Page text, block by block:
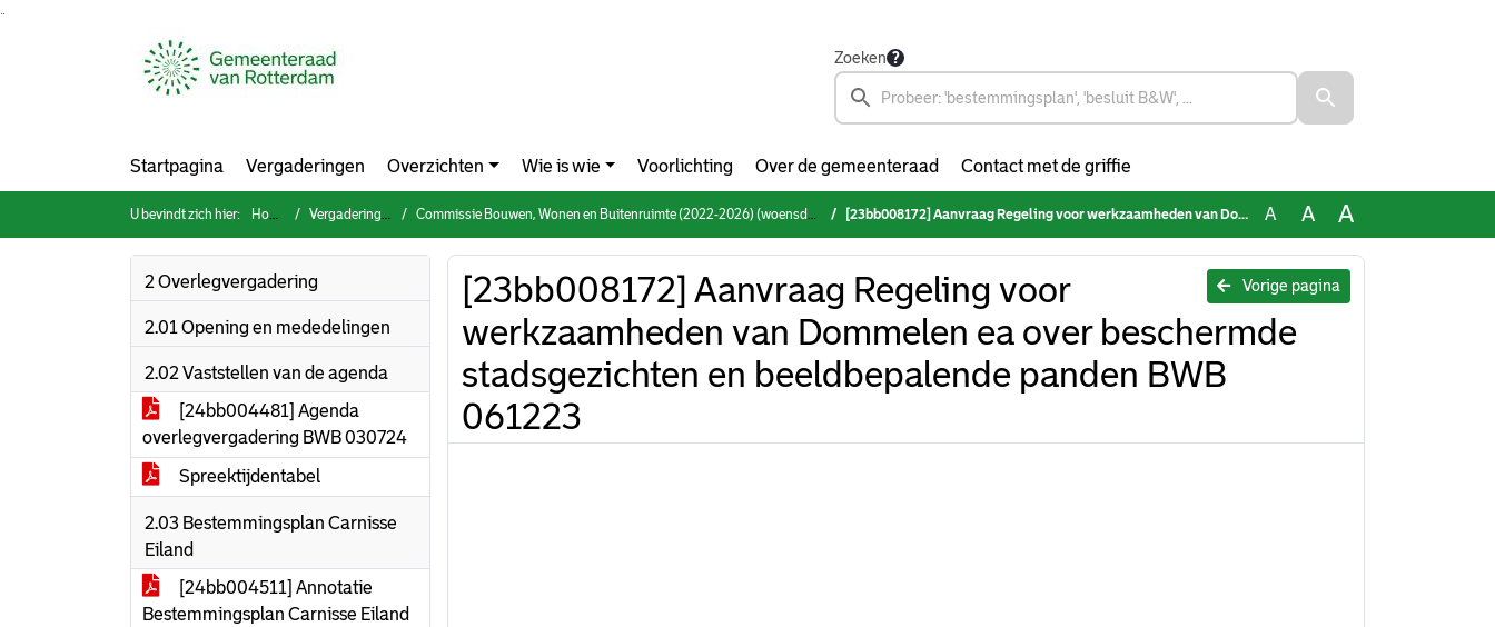
Zoeken
Startpagina Vergaderingen Overzichten Wie is wie Voorlichting Over de gemeenteraad Contact met de griffie
U bevindt zich hier: Home Vergaderingen Commissie Bouwen, Wonen en Buitenruimte (2022-2026) (woensdag 3 juli 2024) [23bb008172] Aanvraag Regeling voor werkzaamheden van Dommelen ea over beschermde stadsgezichten en beeldbepalende panden BWB 061223 A A A
2 Overlegvergadering
2.01 Opening en mededelingen
2.02 Vaststellen van de agenda
[24bb004481] Agenda
overlegvergadering BWB 030724
Spreektijdentabel
2.03 Bestemmingsplan Carnisse
Eiland
[24bb004511] Annotatie
Bestemmingsplan Carnisse Eiland
Vorige pagina
[23bb008172] Aanvraag Regeling voor
werkzaamheden van Dommelen ea over beschermde
stadsgezichten en beeldbepalende panden BWB
061223